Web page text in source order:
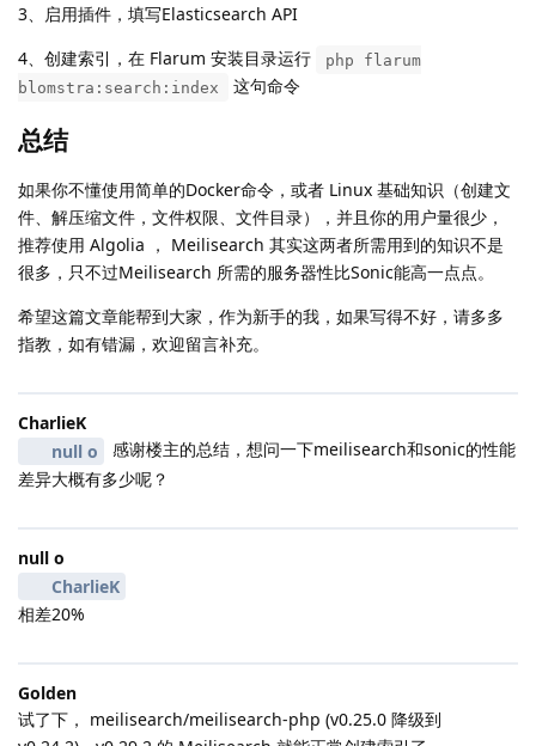
3、启用插件，填写Elasticsearch API
4、创建索引，在 Flarum 安装目录运行
php flarum
blomstra:search:index
这句命令
总结
如果你不懂使用简单的Docker命令，或者 Linux 基础知识（创建文
件、解压缩文件，文件权限、文件目录），并且你的用户量很少，
推荐使用 Algolia ， Meilisearch 其实这两者所需用到的知识不是
很多，只不过Meilisearch 所需的服务器性比Sonic能高一点点。
希望这篇文章能帮到大家，作为新手的我，如果写得不好，请多多
指教，如有错漏，欢迎留言补充。
CharlieK
null o
感谢楼主的总结，想问一下meilisearch和sonic的性能
差异大概有多少呢？
null o
CharlieK
相差20%
Golden
试了下， meilisearch/meilisearch-php (v0.25.0 降级到